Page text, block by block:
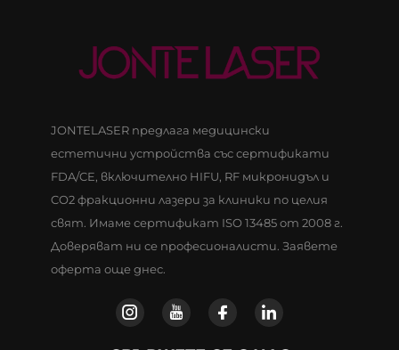
JONTELASER предлага медицински
естетични устройства със сертификати
FDA/CE, включително HIFU, RF микронидъл и
CO2 фракционни лазери за клиники по целия
свят. Имаме сертификат ISO 13485 от 2008 г.
Доверяват ни се професионалисти. Заявете
оферта още днес.